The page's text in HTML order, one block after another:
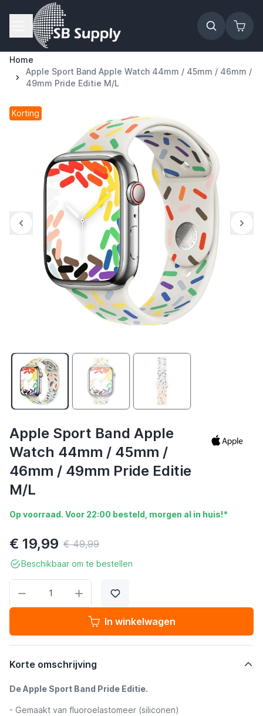
Ga naar de inhoud
Home
Apple Sport Band Apple Watch 44mm / 45mm / 46mm /
49mm Pride Editie M/L
Korting
Apple Sport Band Apple
Watch 44mm / 45mm /
46mm / 49mm Pride Editie
M/L
Op voorraad. Voor 22:00 besteld, morgen al in huis!*
€ 19,99 € 49,99
Beschikbaar om te bestellen
In winkelwagen
Korte omschrijving
De Apple Sport Band Pride Editie.
- Gemaakt van fluoroelastomeer (siliconen)